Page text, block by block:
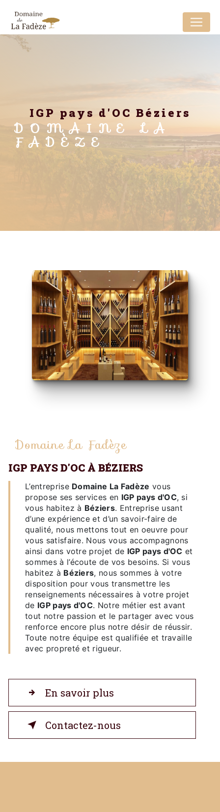
IGP pays d'OC Béziers
DOMAINE LA
FADÈZE
Domaine La Fadèze
IGP PAYS D'OC À BÉZIERS
L’entreprise Domaine La Fadèze vous
propose ses services en IGP pays d'OC, si
vous habitez à Béziers. Entreprise usant
d’une expérience et d’un savoir-faire de
qualité, nous mettons tout en oeuvre pour
vous satisfaire. Nous vous accompagnons
ainsi dans votre projet de IGP pays d'OC et
sommes à l’écoute de vos besoins. Si vous
habitez à Béziers, nous sommes à votre
disposition pour vous transmettre les
renseignements nécessaires à votre projet
de IGP pays d'OC. Notre métier est avant
tout notre passion et le partager avec vous
renforce encore plus notre désir de réussir.
Toute notre équipe est qualifiée et travaille
avec propreté et rigueur.
En savoir plus
Contactez-nous